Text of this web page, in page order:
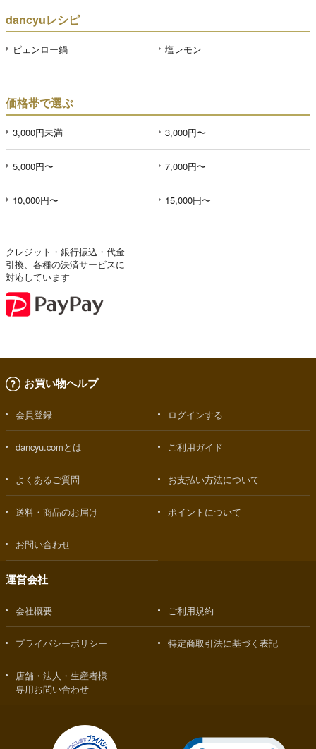
dancyuレシピ
ピェンロー鍋 塩レモン
価格帯で選ぶ
3,000円未満 3,000円〜
5,000円〜 7,000円〜
10,000円〜 15,000円〜
クレジット・銀行振込・代金
引換、各種の決済サービスに
対応しています
お買い物ヘルプ
会員登録 ログインする
dancyu.comとは ご利用ガイド
よくあるご質問 お支払い方法について
送料・商品のお届け ポイントについて
お問い合わせ
運営会社
会社概要 ご利用規約
プライバシーポリシー 特定商取引法に基づく表記
店舗・法人・生産者様
専用お問い合わせ